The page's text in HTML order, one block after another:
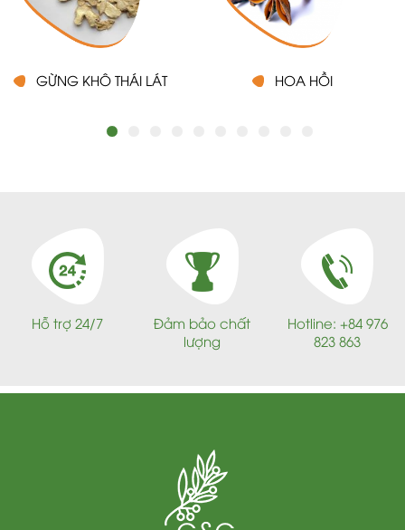
GỪNG KHÔ THÁI LÁT HOA HỒI
Hỗ trợ 24/7
Đảm bảo chất
lượng
Hotline: +84 976
823 863